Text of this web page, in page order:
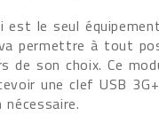
est le seul
permettre à tout
de son choix. Ce
une clef USB